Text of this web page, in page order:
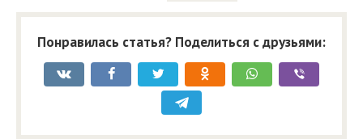
Понравилась статья? Поделиться с друзьями: